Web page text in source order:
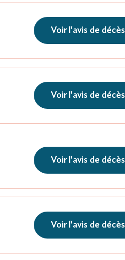
Voir l'avis de décès
Voir l'avis de décès
Voir l'avis de décès
Voir l'avis de décès